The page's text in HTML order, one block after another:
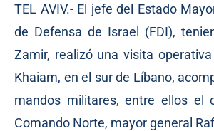
TEL AVIV.- El jefe del Estado
de Defensa de Israel (FDI),
Zamir, realizó una visita
Khaiam, en el sur de Líbano,
mandos militares, entre ellos el
Comando Norte, mayor general